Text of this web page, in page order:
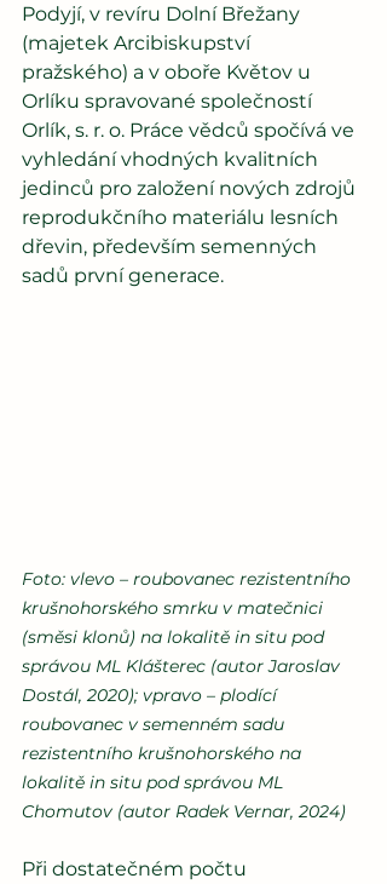
Podyjí, v revíru Dolní Břežany
(majetek Arcibiskupství
pražského) a v oboře Květov u
Orlíku spravované společností
Orlík, s. r. o. Práce vědců spočívá ve
vyhledání vhodných kvalitních
jedinců pro založení nových zdrojů
reprodukčního materiálu lesních
dřevin, především semenných
sadů první generace.
Foto: vlevo – roubovanec rezistentního
krušnohorského smrku v matečnici
(směsi klonů) na lokalitě in situ pod
správou ML Klášterec (autor Jaroslav
Dostál, 2020); vpravo – plodící
roubovanec v semenném sadu
rezistentního krušnohorského na
lokalitě in situ pod správou ML
Chomutov (autor Radek Vernar, 2024)
Při dostatečném počtu